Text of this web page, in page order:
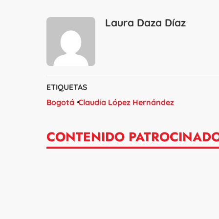
Laura Daza Díaz
ETIQUETAS
Bogotá Claudia López Hernández
CONTENIDO